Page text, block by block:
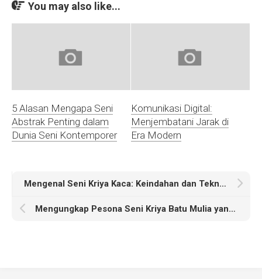
You may also like...
5 Alasan Mengapa Seni
Abstrak Penting dalam
Dunia Seni Kontemporer
Komunikasi Digital:
Menjembatani Jarak di
Era Modern
Mengenal Seni Kriya Kaca: Keindahan dan Teknik Pembuatan
Mengungkap Pesona Seni Kriya Batu Mulia yang Mengagumkan